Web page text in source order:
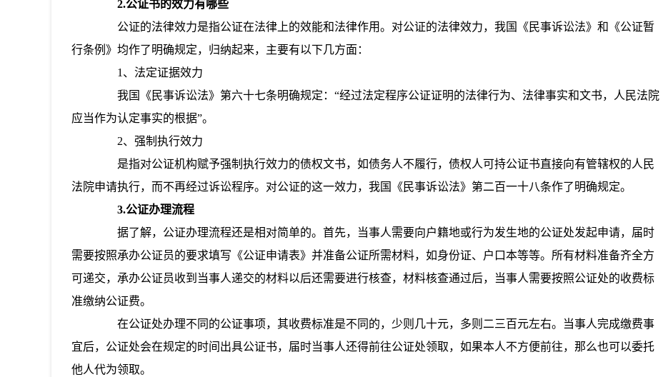
2.公证书的效力有哪些
公证的法律效力是指公证在法律上的效能和法律作用。对公证的法律效力，我国《民事诉讼法》和《公证暂
行条例》均作了明确规定，归纳起来，主要有以下几方面：
1、法定证据效力
我国《民事诉讼法》第六十七条明确规定：“经过法定程序公证证明的法律行为、法律事实和文书，人民法院
应当作为认定事实的根据”。
2、强制执行效力
是指对公证机构赋予强制执行效力的债权文书，如债务人不履行，债权人可持公证书直接向有管辖权的人民
法院申请执行，而不再经过诉讼程序。对公证的这一效力，我国《民事诉讼法》第二百一十八条作了明确规定。
3.公证办理流程
据了解，公证办理流程还是相对简单的。首先，当事人需要向户籍地或行为发生地的公证处发起申请，届时
需要按照承办公证员的要求填写《公证申请表》并准备公证所需材料，如身份证、户口本等等。所有材料准备齐全方
可递交，承办公证员收到当事人递交的材料以后还需要进行核查，材料核查通过后，当事人需要按照公证处的收费标
准缴纳公证费。
在公证处办理不同的公证事项，其收费标准是不同的，少则几十元，多则二三百元左右。当事人完成缴费事
宜后，公证处会在规定的时间出具公证书，届时当事人还得前往公证处领取，如果本人不方便前往，那么也可以委托
他人代为领取。